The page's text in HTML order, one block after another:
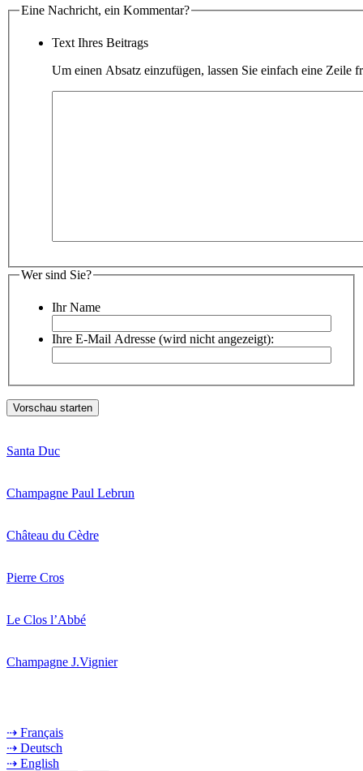
Eine Nachricht, ein Kommentar?
Text Ihres Beitrags
Um einen Absatz einzufügen, lassen Sie einfach eine Zeile
Wer sind Sie?
Ihr Name
Ihre E-Mail Adresse (wird nicht angezeigt):
Santa Duc
Champagne Paul Lebrun
Château du Cèdre
Pierre Cros
Le Clos l’Abbé
Champagne J.Vignier
⇢ Français
⇢ Deutsch
⇢ English